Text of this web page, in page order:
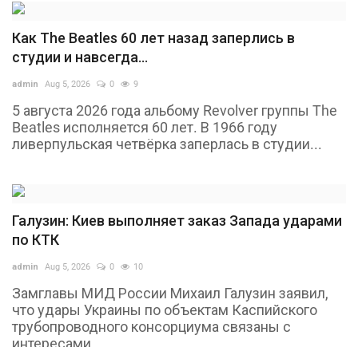
Как The Beatles 60 лет назад заперлись в
студии и навсегда...
admin Aug 5, 2026 0 9
5 августа 2026 года альбому Revolver группы The
Beatles исполняется 60 лет. В 1966 году
ливерпульская четвёрка заперлась в студии...
Галузин: Киев выполняет заказ Запада ударами
по КТК
admin Aug 5, 2026 0 10
Замглавы МИД России Михаил Галузин заявил,
что удары Украины по объектам Каспийского
трубопроводного консорциума связаны с
интересами...